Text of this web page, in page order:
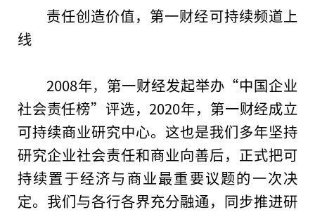
责任创造价值，第一财经可持续频道上
线
2008年， 第一财经发起举办“中国企业
社会责任榜”评选，2020年，第一财经成立
可持续商业研究中心。这也是我们多年坚持
研究企业社会责任和商业向善后，正式把可
持续置于经济与商业最重要议题的一次决
定。我们与各行各界充分融通，同步推进研